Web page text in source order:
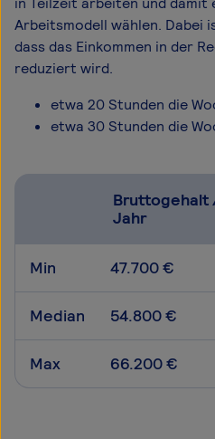
Arbeitsmodell wählen. Dabei
dass das Einkommen in der
reduziert wird.
etwa 20 Stunden die
etwa 30 Stunden die
Bruttogehalt
Jahr
Min 47.700 €
Median 54.800 €
Max 66.200 €